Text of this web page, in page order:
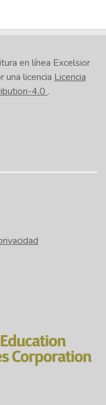
en línea Excelsior
licencia Licencia
4.0 .